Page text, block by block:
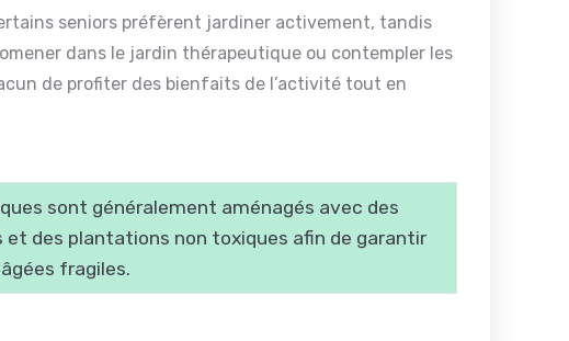
seniors préfèrent jardiner activement, tandis
dans le jardin thérapeutique ou contempler les
de profiter des bienfaits de l’activité tout en
sont généralement aménagés avec des
et des plantations non toxiques afin de garantir
fragiles.